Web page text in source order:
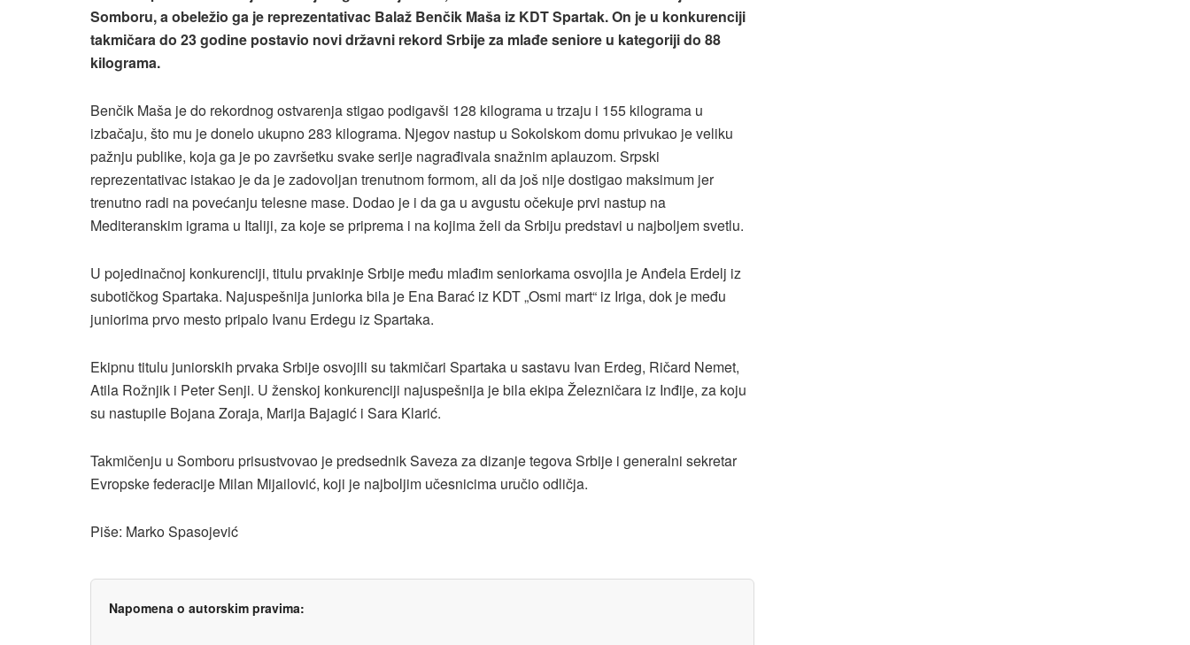
Somboru, a obeležio ga je reprezentativac Balaž Benčik Maša iz KDT Spartak. On je u konkurenciji
takmičara do 23 godine postavio novi državni rekord Srbije za mlađe seniore u kategoriji do 88
kilograma.
Benčik Maša je do rekordnog ostvarenja stigao podigavši 128 kilograma u trzaju i 155 kilograma u
izbačaju, što mu je donelo ukupno 283 kilograma. Njegov nastup u Sokolskom domu privukao je veliku
pažnju publike, koja ga je po završetku svake serije nagrađivala snažnim aplauzom. Srpski
reprezentativac istakao je da je zadovoljan trenutnom formom, ali da još nije dostigao maksimum jer
trenutno radi na povećanju telesne mase. Dodao je i da ga u avgustu očekuje prvi nastup na
Mediteranskim igrama u Italiji, za koje se priprema i na kojima želi da Srbiju predstavi u najboljem svetlu.
U pojedinačnoj konkurenciji, titulu prvakinje Srbije među mlađim seniorkama osvojila je Anđela Erdelj iz
subotičkog Spartaka. Najuspešnija juniorka bila je Ena Barać iz KDT „Osmi mart“ iz Iriga, dok je među
juniorima prvo mesto pripalo Ivanu Erdegu iz Spartaka.
Ekipnu titulu juniorskih prvaka Srbije osvojili su takmičari Spartaka u sastavu Ivan Erdeg, Ričard Nemet,
Atila Rožnjik i Peter Senji. U ženskoj konkurenciji najuspešnija je bila ekipa Železničara iz Inđije, za koju
su nastupile Bojana Zoraja, Marija Bajagić i Sara Klarić.
Takmičenju u Somboru prisustvovao je predsednik Saveza za dizanje tegova Srbije i generalni sekretar
Evropske federacije Milan Mijailović, koji je najboljim učesnicima uručio odličja.
Piše: Marko Spasojević
Napomena o autorskim pravima: